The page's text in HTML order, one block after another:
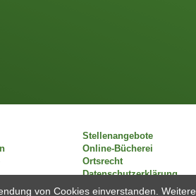
Stellenangebote
Online-Bücherei
Ortsrecht
Datenschutzerklärung
von Cookies einverstanden. Weitere